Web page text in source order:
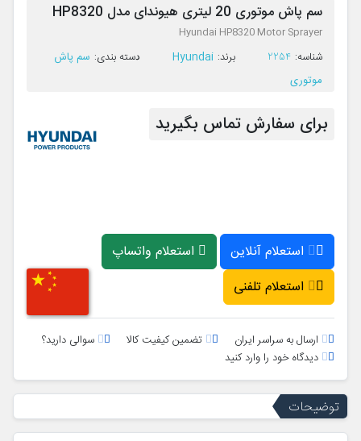
سم پاش موتوری 20 لیتری هیوندای مدل HP8320
Hyundai HP8320 Motor Sprayer
ﺷﻨﺎﺳﻪ: 2254 ﺑﺮﻧﺪ: Hyundai ﺩﺳﺘﻪ ﺑﻨﺪی: سم پاش
موتوری
برای سفارش تماس بگیرید
استعلام آنلاین
استعلام واتساپ
استعلام تلفنی
ارسال به سراسر ایران تضمین کیفیت کالا
سوالی دارید؟
دیدگاه خود را وارد کنید
توضیحات